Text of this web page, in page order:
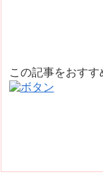
この記事をおす